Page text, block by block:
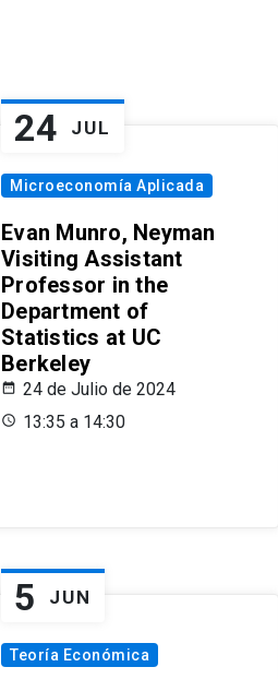
24 JUL
Microeconomía Aplicada
Evan Munro, Neyman
Visiting Assistant
Professor in the
Department of
Statistics at UC
Berkeley
24 de Julio de 2024
13:35 a 14:30
5 JUN
Teoría Económica